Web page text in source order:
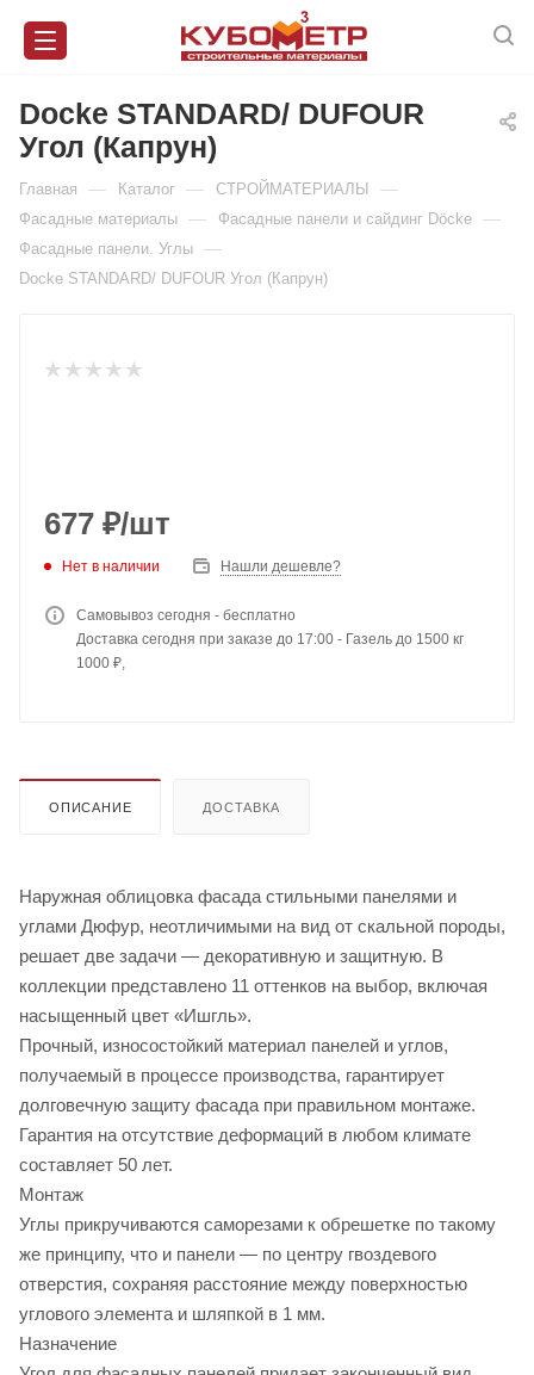
Docke STANDARD/ DUFOUR
Угол (Капрун)
Главная — Каталог — СТРОЙМАТЕРИАЛЫ —
Фасадные материалы — Фасадные панели и сайдинг Döcke —
Фасадные панели. Углы —
Docke STANDARD/ DUFOUR Угол (Капрун)
677 ₽/шт
Нет в наличии Нашли дешевле?
Самовывоз сегодня - бесплатно
Доставка сегодня при заказе до 17:00 - Газель до 1500 кг
1000 ₽,
ОПИСАНИЕ ДОСТАВКА
Наружная облицовка фасада стильными панелями и
углами Дюфур, неотличимыми на вид от скальной породы,
решает две задачи — декоративную и защитную. В
коллекции представлено 11 оттенков на выбор, включая
насыщенный цвет «Ишгль».
Прочный, износостойкий материал панелей и углов,
получаемый в процессе производства, гарантирует
долговечную защиту фасада при правильном монтаже.
Гарантия на отсутствие деформаций в любом климате
составляет 50 лет.
Монтаж
Углы прикручиваются саморезами к обрешетке по такому
же принципу, что и панели — по центру гвоздевого
отверстия, сохраняя расстояние между поверхностью
углового элемента и шляпкой в 1 мм.
Назначение